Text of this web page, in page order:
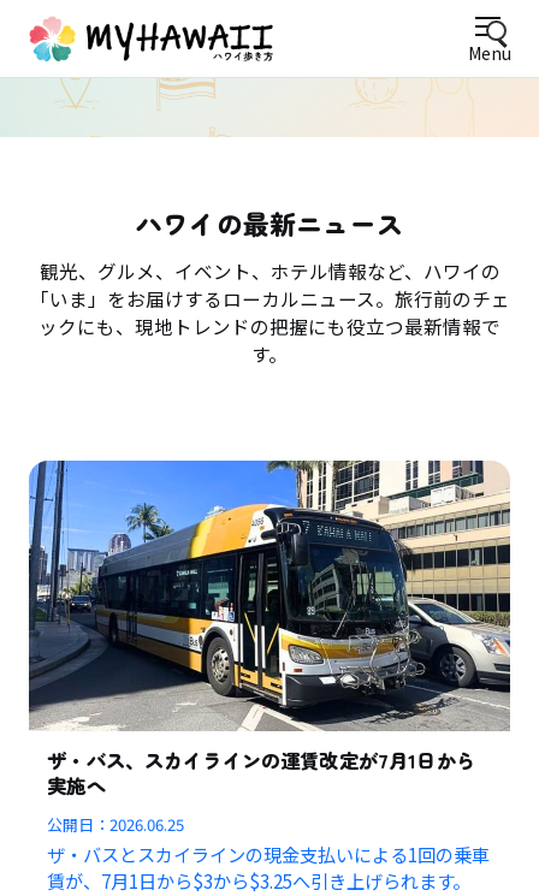
Menu
ハワイの最新ニュース
観光、グルメ、イベント、ホテル情報など、ハワイの
「いま」をお届けするローカルニュース。旅行前のチェ
ックにも、現地トレンドの把握にも役立つ最新情報で
す。
ザ・バス、スカイラインの運賃改定が7月1日から
実施へ
公開日：2026.06.25
ザ・バスとスカイラインの現金支払いによる1回の乗車
賃が、7月1日から$3から$3.25へ引き上げられます。